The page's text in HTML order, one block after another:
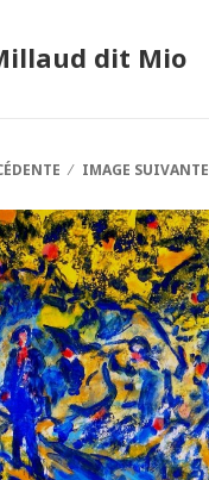
dit Mio
IMAGE SUIVANTE